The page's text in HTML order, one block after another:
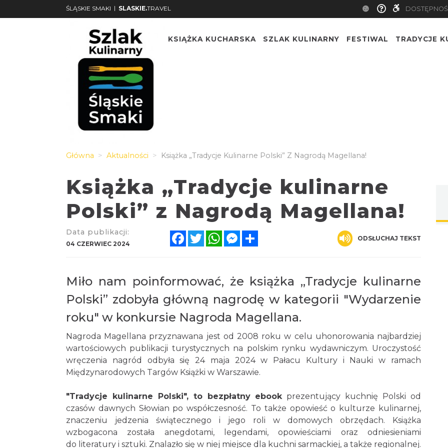
ŚLĄSKIE SMAKI | SLASKIE.TRAVEL
KSIĄŻKA KUCHARSKA SZLAK KULINARNY FESTIWAL TRADYCJE
Główna Aktualności Książka „Tradycje Kulinarne Polski” Z Nagrodą Magellana!
Książka „Tradycje kulinarne
Polski” z Nagrodą Magellana!
Data publikacji:
04 CZERWIEC 2024
FacebookTwitterWhatsAppMessenger ODSŁUCHAJ TEKST
Miło nam poinformować, że książka „Tradycje kulinarne
Polski” zdobyła główną nagrodę w kategorii "Wydarzenie
roku" w konkursie Nagroda Magellana.
Nagroda Magellana przyznawana jest od 2008 roku w celu uhonorowania najbardziej
wartościowych publikacji turystycznych na polskim rynku wydawniczym. Uroczystość
wręczenia nagród odbyła się 24 maja 2024 w Pałacu Kultury i Nauki w ramach
Międzynarodowych Targów Książki w Warszawie.
"Tradycje kulinarne Polski", to bezpłatny ebookprezentujący kuchnię Polski od
czasów dawnych Słowian po współczesność. To także opowieść o kulturze kulinarnej,
znaczeniu jedzenia świątecznego i jego roli w domowych obrzędach. Książka
wzbogacona została anegdotami, legendami, opowieściami oraz odniesieniami
do literatury i sztuki. Znalazło się w niej miejsce dla kuchni sarmackiej, a także regionalnej.